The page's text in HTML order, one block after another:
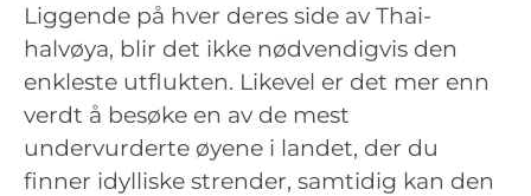
Liggende på hver deres side av Thai-
halvøya, blir det ikke nødvendigvis den
enkleste utflukten. Likevel er det mer enn
verdt å besøke en av de mest
undervurderte øyene i landet, der du
finner idylliske strender, samtidig kan den